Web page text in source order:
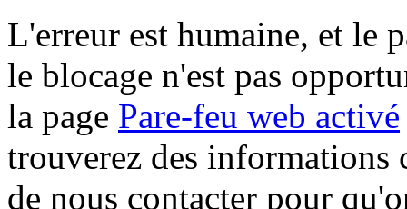
L'erreur est humaine, et le
le blocage n'est pas
la page Pare-feu web activé
trouverez des informations
de nous contacter pour